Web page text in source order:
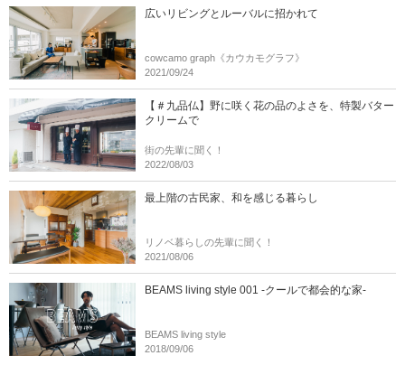
広いリビングとルーバルに招かれて
cowcamo graph《カウカモグラフ》
2021/09/24
【＃九品仏】野に咲く花の品のよさを、特製バター
クリームで
街の先輩に聞く！
2022/08/03
最上階の古民家、和を感じる暮らし
リノベ暮らしの先輩に聞く！
2021/08/06
BEAMS living style 001 -クールで都会的な家-
BEAMS living style
2018/09/06